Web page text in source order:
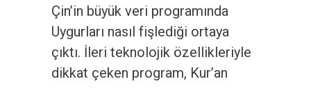
Çin’in büyük veri programında
Uygurları nasıl fişlediği ortaya
çıktı. İleri teknolojik özellikleriyle
dikkat çeken program, Kur’an